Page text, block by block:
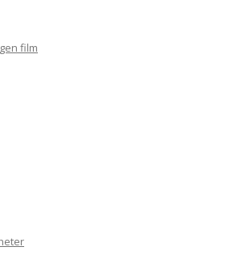
film